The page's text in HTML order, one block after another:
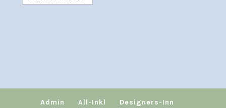
Admin All-Inkl Designers-Inn